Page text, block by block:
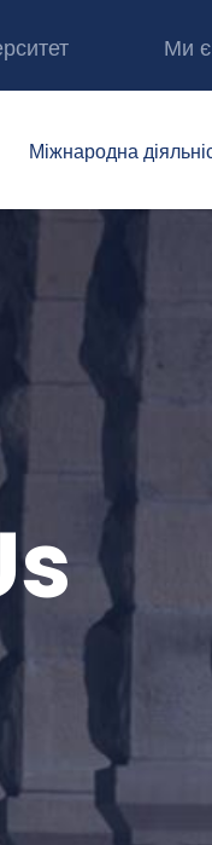
Ми
Міжнародна